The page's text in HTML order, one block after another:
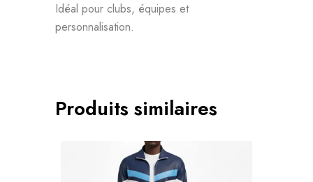
Idéal pour clubs, équipes et
personnalisation.
Produits similaires